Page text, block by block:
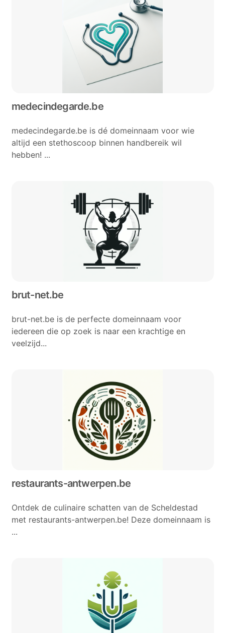
medecindegarde.be
medecindegarde.be is dé domeinnaam voor wie
altijd een stethoscoop binnen handbereik wil
hebben! ...
brut-net.be
brut-net.be is de perfecte domeinnaam voor
iedereen die op zoek is naar een krachtige en
veelzijd...
restaurants-antwerpen.be
Ontdek de culinaire schatten van de Scheldestad
met restaurants-antwerpen.be! Deze domeinnaam is
...